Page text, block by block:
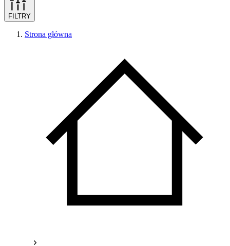
FILTRY
Strona główna